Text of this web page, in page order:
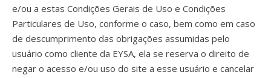
e/ou a estas Condições Gerais de Uso e Condições
Particulares de Uso, conforme o caso, bem como em caso
de descumprimento das obrigações assumidas pelo
usuário como cliente da EYSA, ela se reserva o direito de
negar o acesso e/ou uso do site a esse usuário e cancelar